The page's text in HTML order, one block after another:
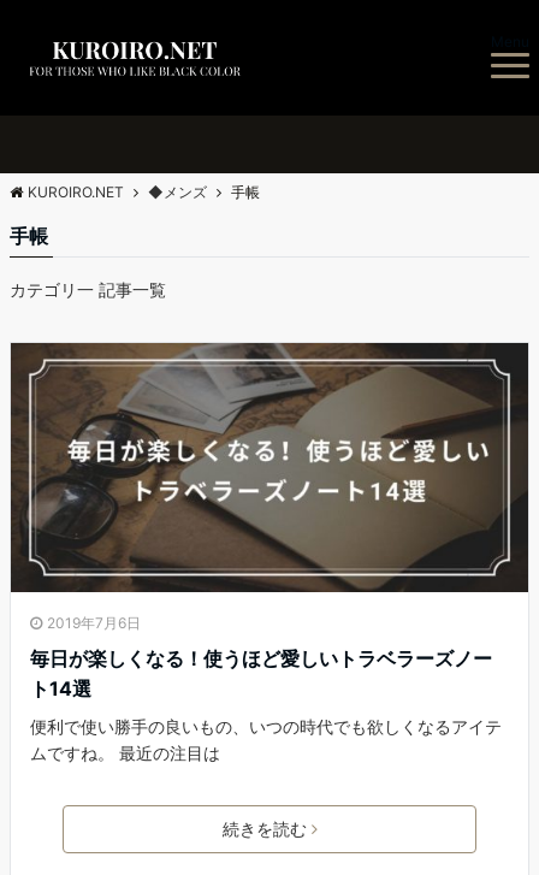
KUROIRO.NET ◆メンズ 手帳
手帳
カテゴリ一 記事一覧
2019年7月6日
毎日が楽しくなる！使うほど愛しいトラベラーズノー
ト14選
便利で使い勝手の良いもの、いつの時代でも欲しくなるアイテ
ムですね。 最近の注目は
続きを読む